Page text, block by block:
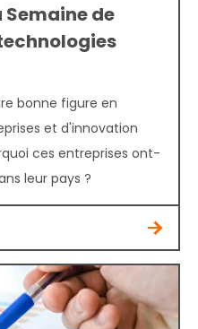
de
bonne figure en
et d'innovation
ces entreprises ont-
leur pays ?